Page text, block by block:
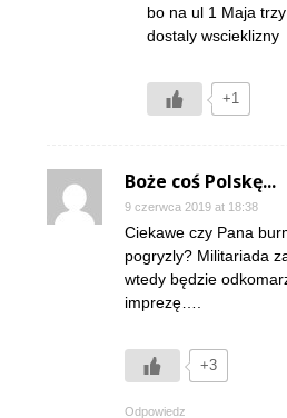
bo na ul 1 Maja
dostaly wscieklizny
+1
Boże coś Polskę...
9 czerwca 2019 at 18:38
Ciekawe czy Pana
pogryzly? Militariada
wtedy będzie
imprezę….
+3
Odpowiedz